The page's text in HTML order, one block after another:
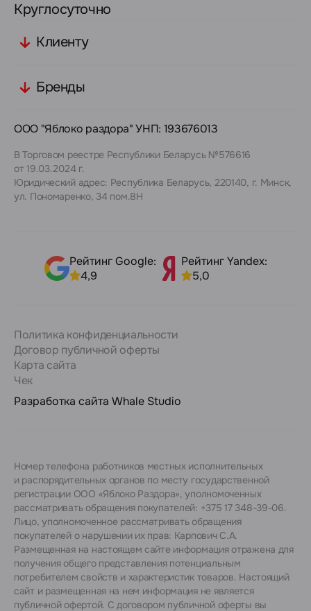
Круглосуточно
Клиенту
Бренды
ООО "Яблоко раздора" УНП: 193676013
В Торговом реестре Республики Беларусь №576616
от 19.03.2024 г.
Юридический адрес: Республика Беларусь, 220140, г. Минск,
ул. Пономаренко, 34 пом.8Н
Рейтинг Google:
4,9
Рейтинг Yandex:
5,0
Политика конфиденциальности
Договор публичной оферты
Карта сайта
Чек
Разработка сайта Whale Studio
Номер телефона работников местных исполнительных
и распорядительных органов по месту государственной
регистрации ООО «Яблоко Раздора», уполномоченных
рассматривать обращения покупателей: +375 17 348-39-06.
Лицо, уполномоченное рассматривать обращения
покупателей о нарушении их прав: Карпович С.А.
Размещенная на настоящем сайте информация отражена для
получения общего представления потенциальным
потребителем свойств и характеристик товаров. Настоящий
сайт и размещенная на нем информация не является
публичной офертой. С договором публичной оферты вы